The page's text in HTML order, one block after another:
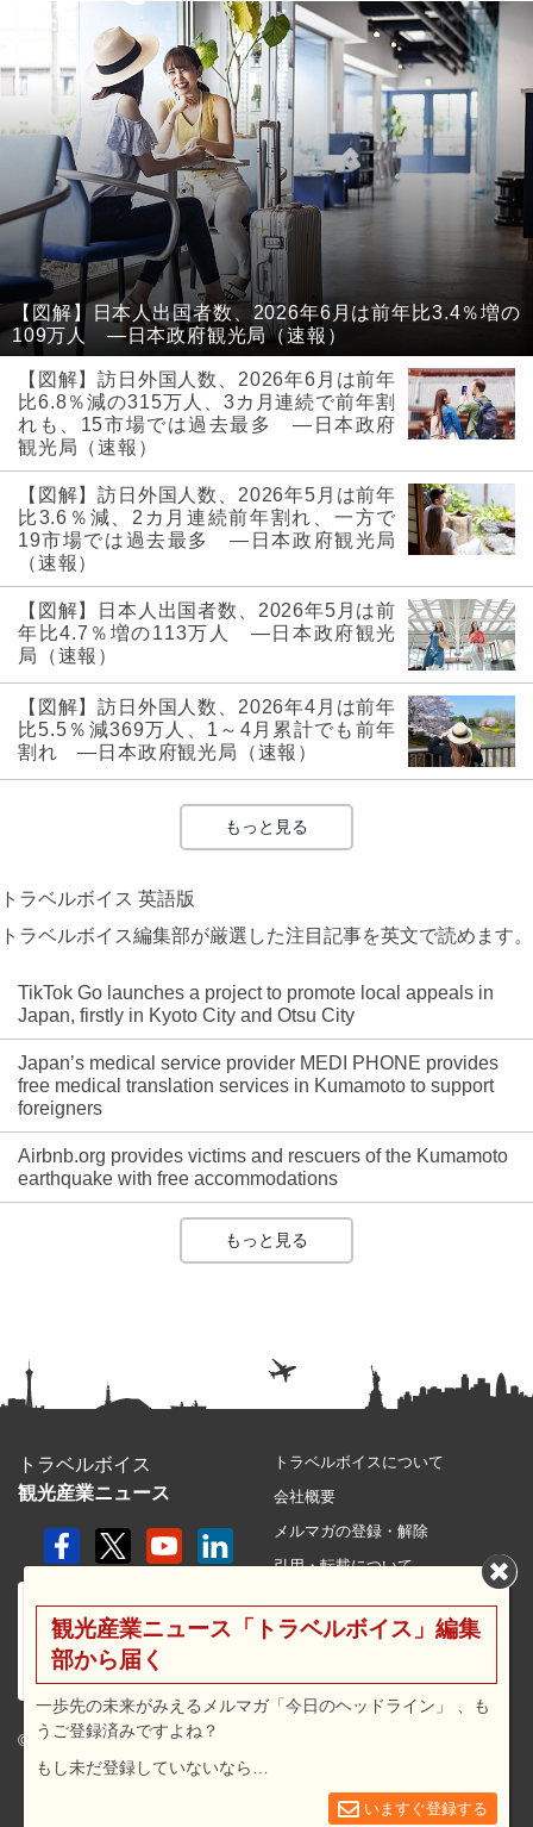
【図解】日本人出国者数、2026年6月は前年比3.4％増の
109万人 ―日本政府観光局（速報）
【図解】訪日外国人数、2026年6月は前年
比6.8％減の315万人、3カ月連続で前年割
れも、15市場では過去最多 ―日本政府
観光局（速報）
【図解】訪日外国人数、2026年5月は前年
比3.6％減、2カ月連続前年割れ、一方で
19市場では過去最多 ―日本政府観光局
（速報）
【図解】日本人出国者数、2026年5月は前
年比4.7％増の113万人 ―日本政府観光
局（速報）
【図解】訪日外国人数、2026年4月は前年
比5.5％減369万人、1～4月累計でも前年
割れ ―日本政府観光局（速報）
もっと見る
トラベルボイス 英語版
トラベルボイス編集部が厳選した注目記事を英文で読めます。
TikTok Go launches a project to promote local appeals in
Japan, firstly in Kyoto City and Otsu City
Japan’s medical service provider MEDI PHONE provides
free medical translation services in Kumamoto to support
foreigners
Airbnb.org provides victims and rescuers of the Kumamoto
earthquake with free accommodations
もっと見る
トラベルボイス
観光産業ニュース
© 2026 travel voice.
トラベルボイスについて
会社概要
メルマガの登録・解除
引用・転載について
利用規約
広告メニュー・料金
観光産業ニュース「トラベルボイス」編集
部から届く
一歩先の未来がみえるメルマガ「今日のヘッドライン」 、も
うご登録済みですよね？
もし未だ登録していないなら…
いますぐ登録する